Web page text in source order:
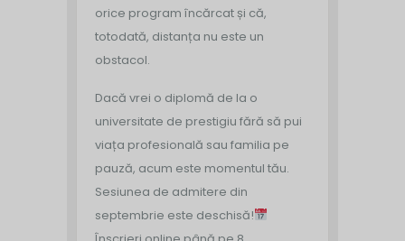
orice program încărcat și că,
totodată, distanța nu este un
obstacol.
Dacă vrei o diplomă de la o
universitate de prestigiu fără să pui
viața profesională sau familia pe
pauză, acum este momentul tău.
Sesiunea de admitere din
septembrie este deschisă!